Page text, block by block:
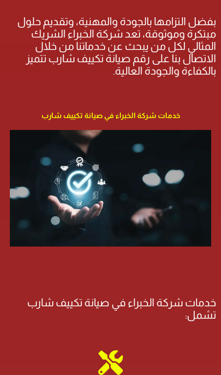
بفضل التزامها بالجودة والمهنية، وتقديم حلول
مبتكرة وموثوقة، تعد شركة الخبراء الشريك
المثالي لكل من يبحث عن خدماتنا من خلال
الاتصال بنا على رقم صيانة تكييف شارب تتميز
بالكفاءة والجودة العالية.
خدمات شركة الخبراء في صيانة تكييف شارب
خدمات شركة الخبراء في صيانة تكييف شارب
تشمل: